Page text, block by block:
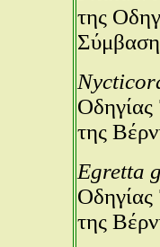
της
της
Egretta
της